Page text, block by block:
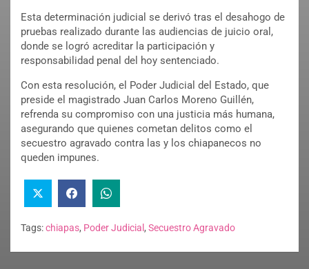
Esta determinación judicial se derivó tras el desahogo de
pruebas realizado durante las audiencias de juicio oral,
donde se logró acreditar la participación y
responsabilidad penal del hoy sentenciado.
Con esta resolución, el Poder Judicial del Estado, que
preside el magistrado Juan Carlos Moreno Guillén,
refrenda su compromiso con una justicia más humana,
asegurando que quienes cometan delitos como el
secuestro agravado contra las y los chiapanecos no
queden impunes.
Tags:chiapas, Poder Judicial , Secuestro Agravado